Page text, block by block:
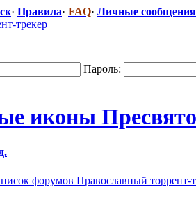
· Правила· FAQ· Личные сообщения
Пароль:
иконы
форумов Православный торрент-